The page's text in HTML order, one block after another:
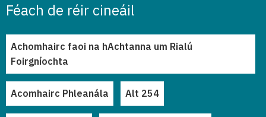
Féach de réir cineáil
Achomhairc faoi na hAchtanna um Rialú
Foirgníochta
Acomhairc Phleanála Alt 254